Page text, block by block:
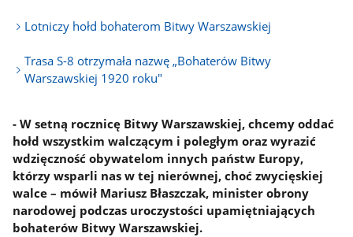
Lotniczy hołd bohaterom Bitwy Warszawskiej
Trasa S-8 otrzymała nazwę „Bohaterów Bitwy
Warszawskiej 1920 roku"
- W setną rocznicę Bitwy Warszawskiej, chcemy oddać
hołd wszystkim walczącym i poległym oraz wyrazić
wdzięczność obywatelom innych państw Europy,
którzy wsparli nas w tej nierównej, choć zwycięskiej
walce – mówił Mariusz Błaszczak, minister obrony
narodowej podczas uroczystości upamiętniających
bohaterów Bitwy Warszawskiej.